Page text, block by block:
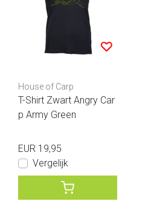
House of Carp
T-Shirt Zwart Angry Car
p Army Green
EUR 19,95
Vergelijk